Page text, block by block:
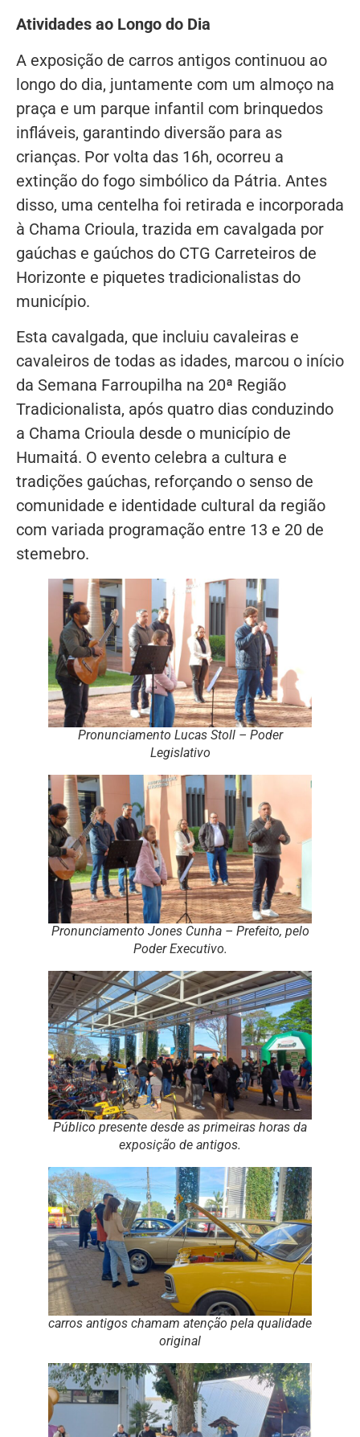
Atividades ao Longo do Dia
A exposição de carros antigos continuou ao
longo do dia, juntamente com um almoço na
praça e um parque infantil com brinquedos
infláveis, garantindo diversão para as
crianças. Por volta das 16h, ocorreu a
extinção do fogo simbólico da Pátria. Antes
disso, uma centelha foi retirada e incorporada
à Chama Crioula, trazida em cavalgada por
gaúchas e gaúchos do CTG Carreteiros de
Horizonte e piquetes tradicionalistas do
município.
Esta cavalgada, que incluiu cavaleiras e
cavaleiros de todas as idades, marcou o início
da Semana Farroupilha na 20ª Região
Tradicionalista, após quatro dias conduzindo
a Chama Crioula desde o município de
Humaitá. O evento celebra a cultura e
tradições gaúchas, reforçando o senso de
comunidade e identidade cultural da região
com variada programação entre 13 e 20 de
stemebro.
Pronunciamento Lucas Stoll – Poder
Legislativo
Pronunciamento Jones Cunha – Prefeito, pelo
Poder Executivo.
Público presente desde as primeiras horas da
exposição de antigos.
carros antigos chamam atenção pela qualidade
original